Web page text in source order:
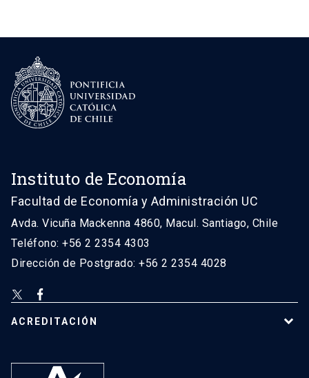
Instituto de Economía
Facultad de Economía y Administración UC
Avda. Vicuña Mackenna 4860, Macul. Santiago, Chile
Teléfono: +56 2 2354 4303
Dirección de Postgrado: +56 2 2354 4028
ACREDITACIÓN